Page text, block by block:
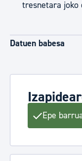
tresnetara joko
Datuen babesa
Epe